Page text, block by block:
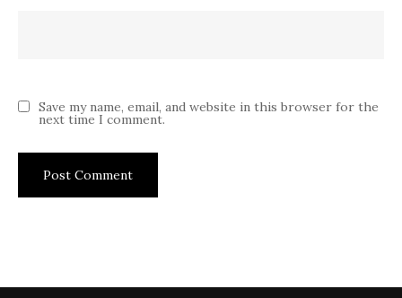
Save my name, email, and website in this browser for the
next time I comment.